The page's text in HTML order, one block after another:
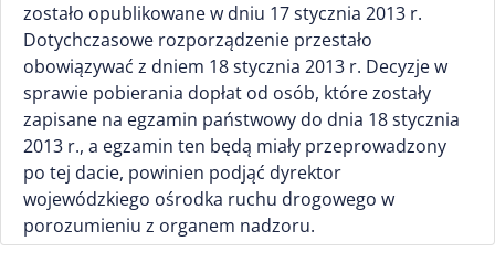
zostało opublikowane w dniu 17 stycznia 2013 r.
Dotychczasowe rozporządzenie przestało
obowiązywać z dniem 18 stycznia 2013 r. Decyzje w
sprawie pobierania dopłat od osób, które zostały
zapisane na egzamin państwowy do dnia 18 stycznia
2013 r., a egzamin ten będą miały przeprowadzony
po tej dacie, powinien podjąć dyrektor
wojewódzkiego ośrodka ruchu drogowego w
porozumieniu z organem nadzoru.